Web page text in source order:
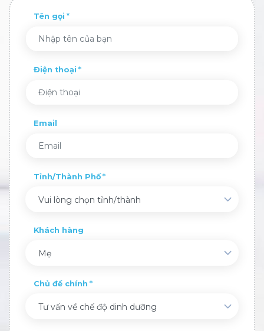
Tên gọi
Điện thoại
Email
Tỉnh/Thành Phố
Vui lòng chọn tỉnh/thành
Khách hàng
Mẹ
Chủ đề chính
Tư vấn về chế độ dinh dưỡng